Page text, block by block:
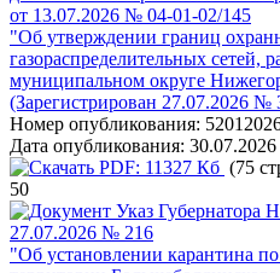
от 13.07.2026 № 04-01-02/145
"Об утверждении границ
газораспределительных
муниципальном округе
(Зарегистрирован 27.07.2026 №
Номер опубликования:
Дата опубликования: 30.07.2026
PDF: 11327 Кб (75
50
Указ Губернатора
27.07.2026 № 216
"Об установлении карантина